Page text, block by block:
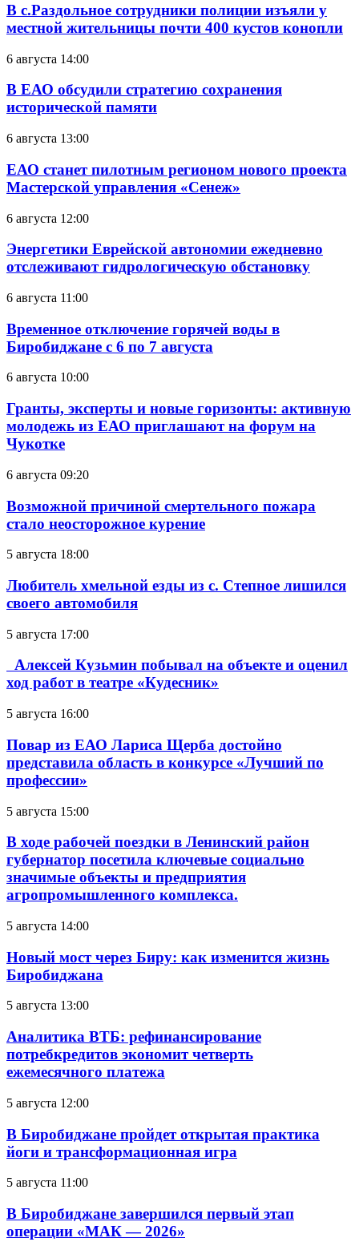
В с.Раздольное сотрудники полиции изъяли у
местной жительницы почти 400 кустов конопли
6 августа 14:00
В ЕАО обсудили стратегию сохранения
исторической памяти
6 августа 13:00
ЕАО станет пилотным регионом нового проекта
Мастерской управления «Сенеж»
6 августа 12:00
Энергетики Еврейской автономии ежедневно
отслеживают гидрологическую обстановку
6 августа 11:00
Временное отключение горячей воды в
Биробиджане с 6 по 7 августа
6 августа 10:00
Гранты, эксперты и новые горизонты: активную
молодежь из ЕАО приглашают на форум на
Чукотке
6 августа 09:20
Возможной причиной смертельного пожара
стало неосторожное курение
5 августа 18:00
Любитель хмельной езды из с. Степное лишился
своего автомобиля
5 августа 17:00
Алексей Кузьмин побывал на объекте и оценил
ход работ в театре «Кудесник»
5 августа 16:00
Повар из ЕАО Лариса Щерба достойно
представила область в конкурсе «Лучший по
профессии»
5 августа 15:00
В ходе рабочей поездки в Ленинский район
губернатор посетила ключевые социально
значимые объекты и предприятия
агропромышленного комплекса.
5 августа 14:00
Новый мост через Биру: как изменится жизнь
Биробиджана
5 августа 13:00
Аналитика ВТБ: рефинансирование
потребкредитов экономит четверть
ежемесячного платежа
5 августа 12:00
В Биробиджане пройдет открытая практика
йоги и трансформационная игра
5 августа 11:00
В Биробиджане завершился первый этап
операции «МАК — 2026»